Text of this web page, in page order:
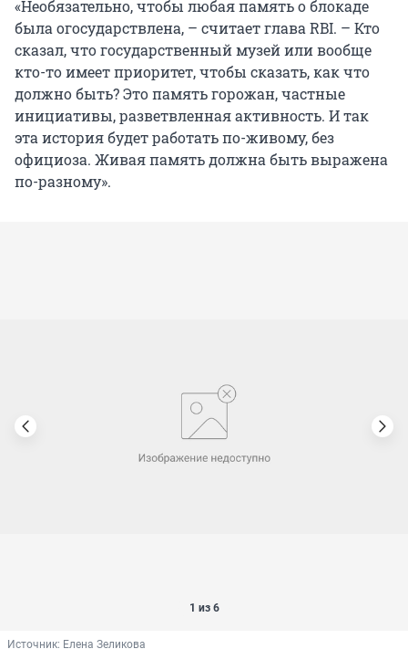
«Необязательно, чтобы любая память о блокаде
была огосударствлена, – считает глава RBI. – Кто
сказал, что государственный музей или вообще
кто-то имеет приоритет, чтобы сказать, как что
должно быть? Это память горожан, частные
инициативы, разветвленная активность. И так
эта история будет работать по-живому, без
официоза. Живая память должна быть выражена
по-разному».
1 из 6
Источник: Елена Зеликова